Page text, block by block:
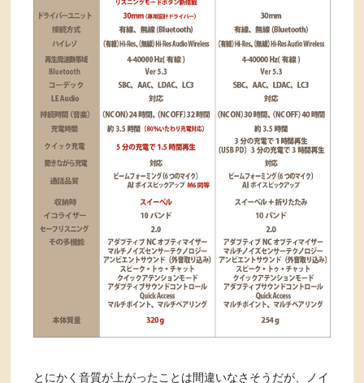
とにかく音質が上がったことは間違いなさそうだが、ノイ